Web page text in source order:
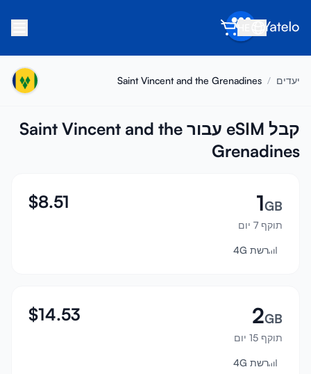
אודות
הרוויח
הפוך לשותף
מרכז עזרה
תאימות מכשירים
התחבר
הרשמה
יעדים /
Saint Vincent and the Grenadines
קבל eSIM עבור Saint Vincent and the
Grenadines
1GB
תוקף 7 יום
$8.51
רשת 4G
2GB
תוקף 15 יום
$14.53
רשת 4G